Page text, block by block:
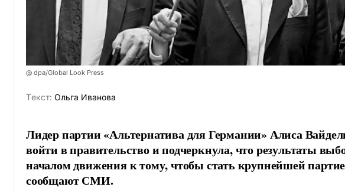
@ dpa/Global Look Press
Tекст: Ольга Иванова
Лидер партии «Альтернатива для Германии» Алиса
войти в правительство и подчеркнула, что результаты
началом движения к тому, чтобы стать крупнейшей
сообщают СМИ.